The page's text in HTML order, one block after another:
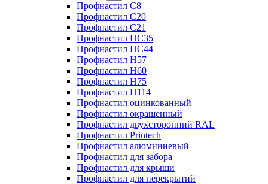
Профнастил C8
Профнастил C20
Профнастил C21
Профнастил HC35
Профнастил HC44
Профнастил H57
Профнастил H60
Профнастил H75
Профнастил H114
Профнастил оцинкованный
Профнастил окрашенный
Профнастил двухсторонний RAL
Профнастил Printech
Профнастил алюминиевый
Профнастил для забора
Профнастил для крыши
Профнастил для перекрытий